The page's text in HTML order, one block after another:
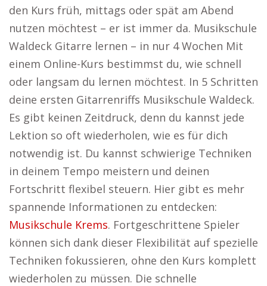
den Kurs früh, mittags oder spät am Abend
nutzen möchtest – er ist immer da. Musikschule
Waldeck Gitarre lernen – in nur 4 Wochen Mit
einem Online-Kurs bestimmst du, wie schnell
oder langsam du lernen möchtest. In 5 Schritten
deine ersten Gitarrenriffs Musikschule Waldeck.
Es gibt keinen Zeitdruck, denn du kannst jede
Lektion so oft wiederholen, wie es für dich
notwendig ist. Du kannst schwierige Techniken
in deinem Tempo meistern und deinen
Fortschritt flexibel steuern. Hier gibt es mehr
spannende Informationen zu entdecken:
Musikschule Krems. Fortgeschrittene Spieler
können sich dank dieser Flexibilität auf spezielle
Techniken fokussieren, ohne den Kurs komplett
wiederholen zu müssen. Die schnelle